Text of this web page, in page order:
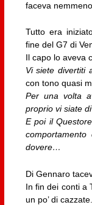
faceva
Tutto era
fine del G7 di
Il capo lo aveva
Vi siete divertiti
con tono quasi
Per una volta
proprio vi siate
E poi il
dovere…
Di Gennaro
In fin dei conti a
un po’ di cazzate.